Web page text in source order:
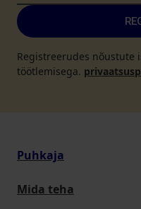
Registreerudes nõustute
töötlemisega.
Puhkaja
Mida teha